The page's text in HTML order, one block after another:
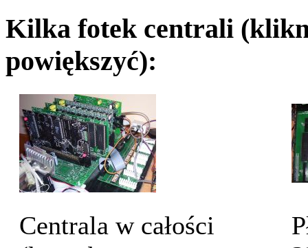
Kilka fotek centrali
powiększyć):
Centrala w całości